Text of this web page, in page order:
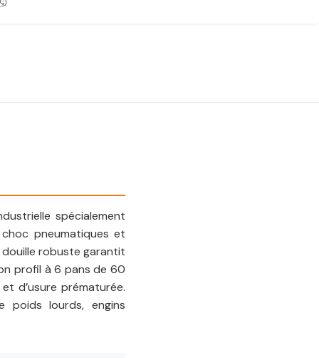
spécialement
pneumatiques et
douille robuste garantit
profil à 6 pans de 60
d’usure prématurée.
poids lourds, engins